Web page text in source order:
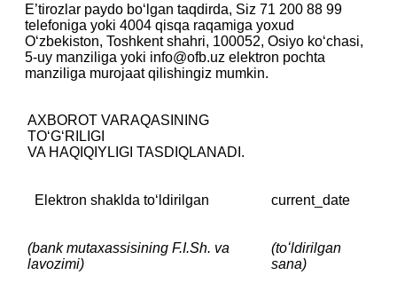
E’tirozlar paydo bo‘lgan taqdirda, Siz 71 200 88 99
telefoniga yoki 4004 qisqa raqamiga yoxud
O‘zbekiston, Toshkent shahri, 100052, Osiyo ko‘chasi,
5-uy manziliga yoki info@ofb.uz elektron pochta
manziliga murojaat qilishingiz mumkin.
AXBOROT VARAQASINING
TOʻGʻRILIGI
‎VA HAQIQIYLIGI TASDIQLANADI.
Elektron shaklda to‘ldirilgan current_date
(bank mutaxassisining F.I.Sh. va
lavozimi)
(toʻldirilgan
sana)